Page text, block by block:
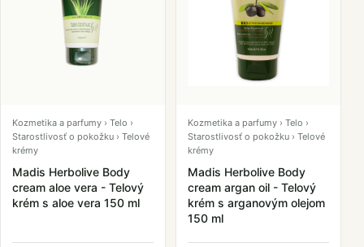
Kozmetika a parfumy › Telo ›
Starostlivosť o pokožku › Telové
krémy
Madis Herbolive Body
cream aloe vera - Telový
krém s aloe vera 150 ml
Kozmetika a parfumy › Telo ›
Starostlivosť o pokožku › Telové
krémy
Madis Herbolive Body
cream argan oil - Telový
krém s arganovým olejom
150 ml